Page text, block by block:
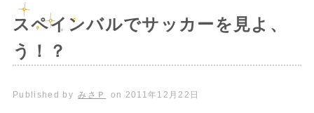
スペインバルでサッカーを見よ、
う！？
Published by みさＰ on 2011年12月22日